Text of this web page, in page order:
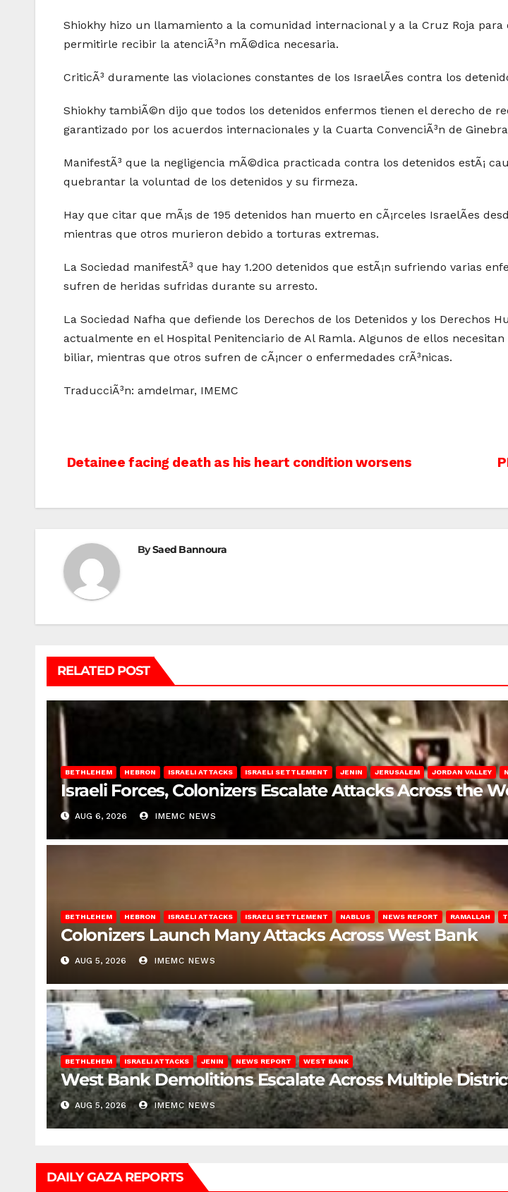
Shiokhy hizo un llamamiento a la comunidad internacional y a la Cruz Roja
permitirle recibir la atenciÃ³n mÃ©dica necesaria.
CriticÃ³ duramente las violaciones constantes de los IsraelÃ­es contra los
Shiokhy tambiÃ©n dijo que todos los detenidos enfermos tienen el derecho de
garantizado por los acuerdos internacionales y la Cuarta ConvenciÃ³n de
ManifestÃ³ que la negligencia mÃ©dica practicada contra los detenidos estÃ¡
quebrantar la voluntad de los detenidos y su firmeza.
Hay que citar que mÃ¡s de 195 detenidos han muerto en cÃ¡rceles IsraelÃ­es
mientras que otros murieron debido a torturas extremas.
La Sociedad manifestÃ³ que hay 1.200 detenidos que estÃ¡n sufriendo varias
sufren de heridas sufridas durante su arresto.
La Sociedad Nafha que defiende los Derechos de los Detenidos y los Derechos
actualmente en el Hospital Penitenciario de Al Ramla. Algunos de ellos
biliar, mientras que otros sufren de cÃ¡ncer o enfermedades crÃ³nicas.
TraducciÃ³n: amdelmar, IMEMC
Post
Detainee facing death as his heart condition worsens
BySaed Bannoura
RELATED POST
BETHLEHEM HEBRON ISRAELI ATTACKS ISRAELI SETTLEMENT JENIN JERUSALEM JORDAN VALLEY
Israeli Forces, Colonizers Escalate Attacks Across the
AUG 6, 2026 IMEMC NEWS
BETHLEHEM HEBRON ISRAELI ATTACKS ISRAELI SETTLEMENT NABLUS NEWS REPORT RAMALLAH
Colonizers Launch Many Attacks Across West Bank
AUG 5, 2026 IMEMC NEWS
BETHLEHEM ISRAELI ATTACKS JENIN NEWS REPORT WEST BANK
West Bank Demolitions Escalate Across Multiple
AUG 5, 2026 IMEMC NEWS
DAILY GAZA REPORTS